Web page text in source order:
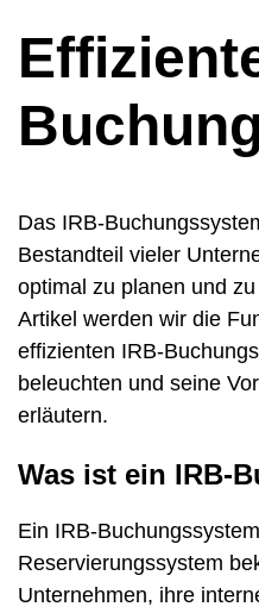
Das IRB-
Bestandteil vieler
optimal zu planen und
Artikel werden wir die
effizienten IRB-
beleuchten und seine
erläutern.
Was ist ein IRB-
Ein IRB-
Reservierungssystem
Unternehmen, ihre